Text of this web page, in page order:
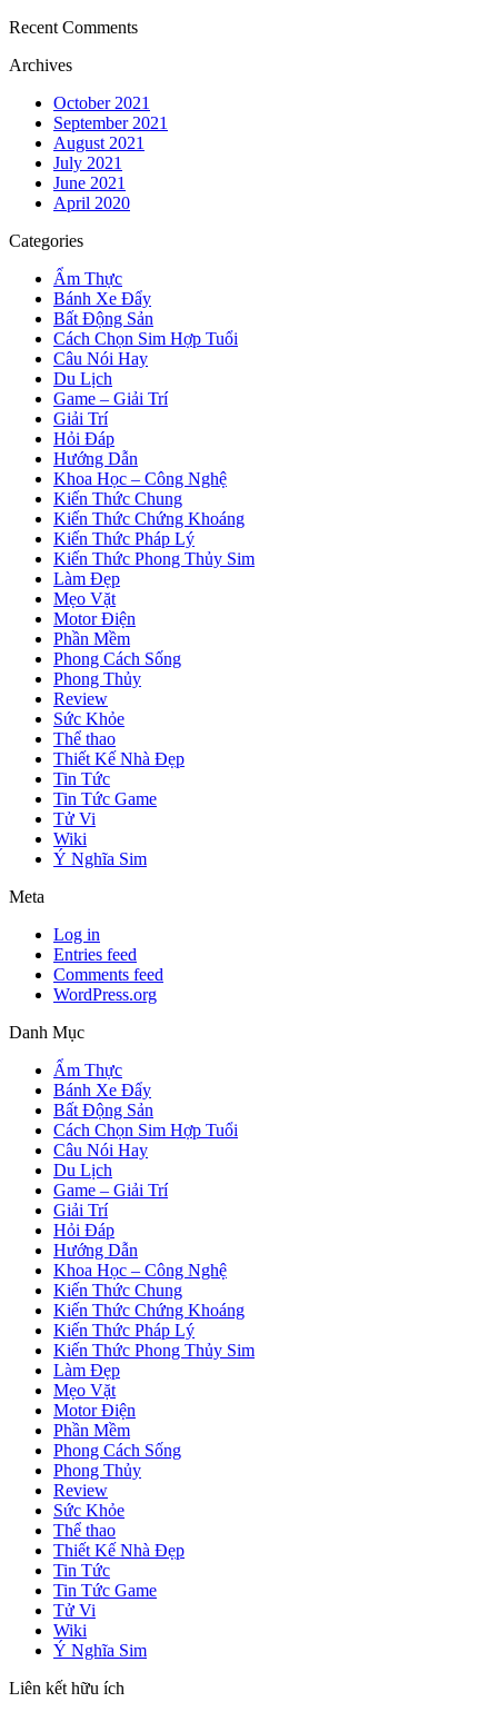
Recent Comments
Archives
October 2021
September 2021
August 2021
July 2021
June 2021
April 2020
Categories
Ẩm Thực
Bánh Xe Đẩy
Bất Động Sản
Cách Chọn Sim Hợp Tuổi
Câu Nói Hay
Du Lịch
Game – Giải Trí
Giải Trí
Hỏi Đáp
Hướng Dẫn
Khoa Học – Công Nghệ
Kiến Thức Chung
Kiến Thức Chứng Khoáng
Kiến Thức Pháp Lý
Kiến Thức Phong Thủy Sim
Làm Đẹp
Mẹo Vặt
Motor Điện
Phần Mềm
Phong Cách Sống
Phong Thủy
Review
Sức Khỏe
Thể thao
Thiết Kế Nhà Đẹp
Tin Tức
Tin Tức Game
Tử Vi
Wiki
Ý Nghĩa Sim
Meta
Log in
Entries feed
Comments feed
WordPress.org
Danh Mục
Ẩm Thực
Bánh Xe Đẩy
Bất Động Sản
Cách Chọn Sim Hợp Tuổi
Câu Nói Hay
Du Lịch
Game – Giải Trí
Giải Trí
Hỏi Đáp
Hướng Dẫn
Khoa Học – Công Nghệ
Kiến Thức Chung
Kiến Thức Chứng Khoáng
Kiến Thức Pháp Lý
Kiến Thức Phong Thủy Sim
Làm Đẹp
Mẹo Vặt
Motor Điện
Phần Mềm
Phong Cách Sống
Phong Thủy
Review
Sức Khỏe
Thể thao
Thiết Kế Nhà Đẹp
Tin Tức
Tin Tức Game
Tử Vi
Wiki
Ý Nghĩa Sim
Liên kết hữu ích